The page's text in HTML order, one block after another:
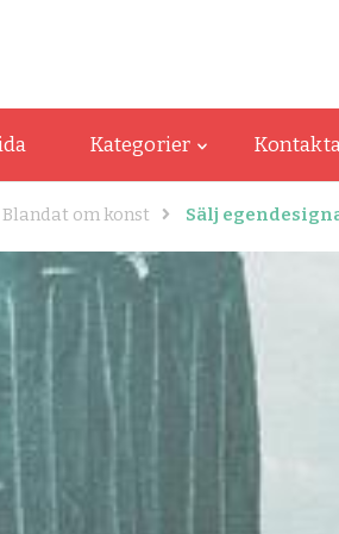
Kategorier
Blandat om konst Sälj